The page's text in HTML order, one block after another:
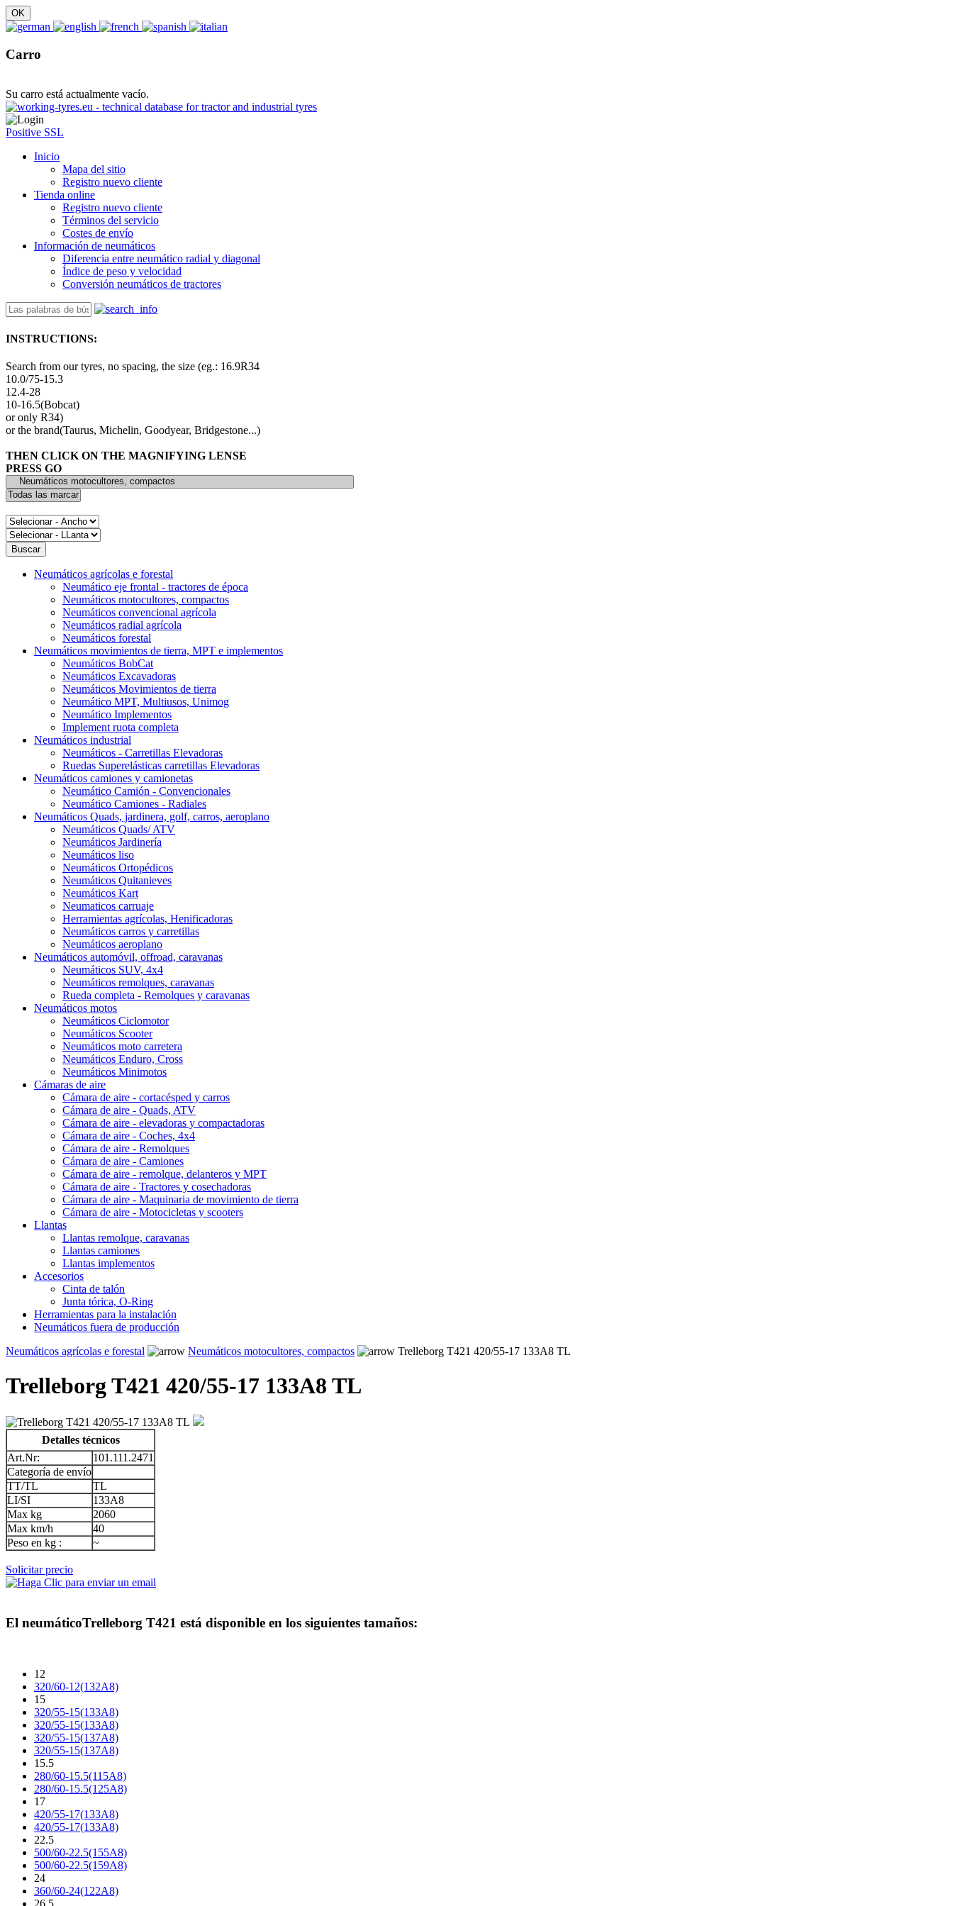
Carro
Su carro está actualmente vacío.
Positive SSL
Inicio
Mapa del sitio
Registro nuevo cliente
Tienda online
Registro nuevo cliente
Términos del servicio
Costes de envío
Información de neumáticos
Diferencia entre neumático radial y diagonal
Índice de peso y velocidad
Conversión neumáticos de tractores
INSTRUCTIONS:
Search from our tyres, no spacing, the size (eg.: 16.9R34
10.0/75-15.3
12.4-28
10-16.5(Bobcat)
or only R34)
or the brand(Taurus, Michelin, Goodyear, Bridgestone...)
THEN CLICK ON THE MAGNIFYING LENSE
PRESS GO
Neumáticos agrícolas e forestal
Neumático eje frontal - tractores de época
Neumáticos motocultores, compactos
Neumáticos convencional agrícola
Neumáticos radial agrícola
Neumáticos forestal
Neumáticos movimientos de tierra, MPT e implementos
Neumáticos BobCat
Neumáticos Excavadoras
Neumáticos Movimientos de tierra
Neumático MPT, Multiusos, Unimog
Neumático Implementos
Implement ruota completa
Neumáticos industrial
Neumáticos - Carretillas Elevadoras
Ruedas Superelásticas carretillas Elevadoras
Neumáticos camiones y camionetas
Neumático Camión - Convencionales
Neumático Camiones - Radiales
Neumáticos Quads, jardinera, golf, carros, aeroplano
Neumáticos Quads/ ATV
Neumáticos Jardinería
Neumáticos liso
Neumáticos Ortopédicos
Neumáticos Quitanieves
Neumáticos Kart
Neumaticos carruaje
Herramientas agrícolas, Henificadoras
Neumáticos carros y carretillas
Neumáticos aeroplano
Neumáticos automóvil, offroad, caravanas
Neumáticos SUV, 4x4
Neumáticos remolques, caravanas
Rueda completa - Remolques y caravanas
Neumáticos motos
Neumáticos Ciclomotor
Neumáticos Scooter
Neumáticos moto carretera
Neumáticos Enduro, Cross
Neumáticos Minimotos
Cámaras de aire
Cámara de aire - cortacésped y carros
Cámara de aire - Quads, ATV
Cámara de aire - elevadoras y compactadoras
Cámara de aire - Coches, 4x4
Cámara de aire - Remolques
Cámara de aire - Camiones
Cámara de aire - remolque, delanteros y MPT
Cámara de aire - Tractores y cosechadoras
Cámara de aire - Maquinaria de movimiento de tierra
Cámara de aire - Motocicletas y scooters
Llantas
Llantas remolque, caravanas
Llantas camiones
Llantas implementos
Accesorios
Cinta de talón
Junta tórica, O-Ring
Herramientas para la instalación
Neumáticos fuera de producción
Neumáticos agrícolas e forestal
Neumáticos motocultores, compactos Trelleborg T421 420/55-17 133A8 TL
Trelleborg T421 420/55-17 133A8 TL
Detalles técnicos
Art.Nr:
101.111.2471
Categoría de envío
TT/TL
TL
LI/SI
133A8
Max kg
2060
Max km/h
40
Peso en kg :
~
Solicitar precio
El neumáticoTrelleborg T421 está disponible en los siguientes tamaños:
12
320/60-12(132A8)
15
320/55-15(133A8)
320/55-15(133A8)
320/55-15(137A8)
320/55-15(137A8)
15.5
280/60-15.5(115A8)
280/60-15.5(125A8)
17
420/55-17(133A8)
420/55-17(133A8)
22.5
500/60-22.5(155A8)
500/60-22.5(159A8)
24
360/60-24(122A8)